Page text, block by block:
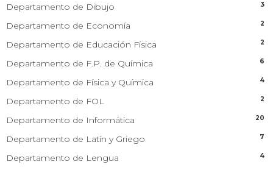
Departamento de Dibujo 3
Departamento de Economía 2
Departamento de Educación Física 2
Departamento de F.P. de Química 6
Departamento de Física y Química 4
Departamento de FOL 2
Departamento de Informática 20
Departamento de Latín y Griego 7
Departamento de Lengua 4